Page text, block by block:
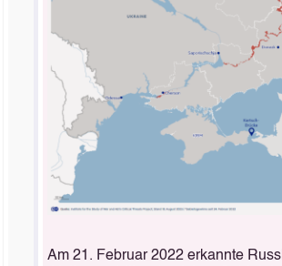
Am 21. Februar 2022 erkannte